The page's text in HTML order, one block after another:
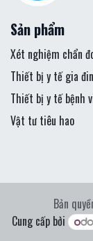
Sản phẩm
Xét nghiệm chẩn
Thiết bị y tế gia
Thiết bị y tế bệnh
Vật tư tiêu hao
Bản
Cung cấp bởi